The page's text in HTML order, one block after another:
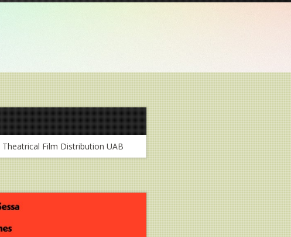
Theatrical Film Distribution UAB